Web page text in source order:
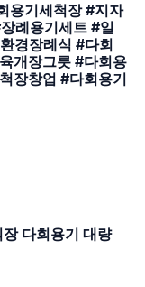
용기세척장 #지자
례용기세트 #일
경장례식 #다회
개장그릇 #다회용
장창업 #다회용기
다회용기 대량